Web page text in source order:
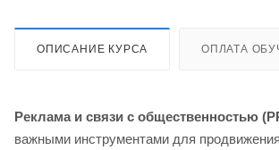
ОПИСАНИЕ КУРСА ОПЛАТА
Реклама и связи с общественностью
важными инструментами для